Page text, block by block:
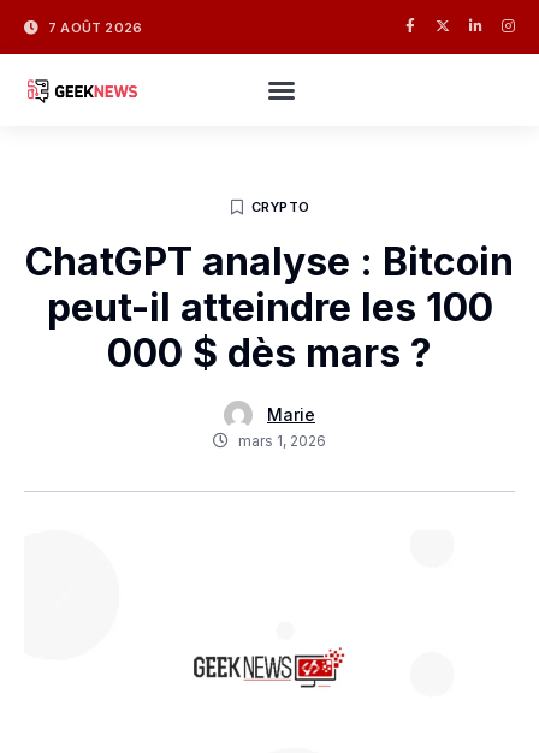
7 AOÛT 2026
CRYPTO
ChatGPT analyse : Bitcoin
peut-il atteindre les 100
000 $ dès mars ?
Marie
mars 1, 2026